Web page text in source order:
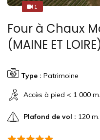
1
1
Four à Chaux
(MAINE ET
Type : Patrimoine
Accès à pied < 1 000 m.
Plafond de vol : 120